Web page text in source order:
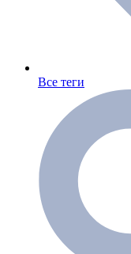
Все теги